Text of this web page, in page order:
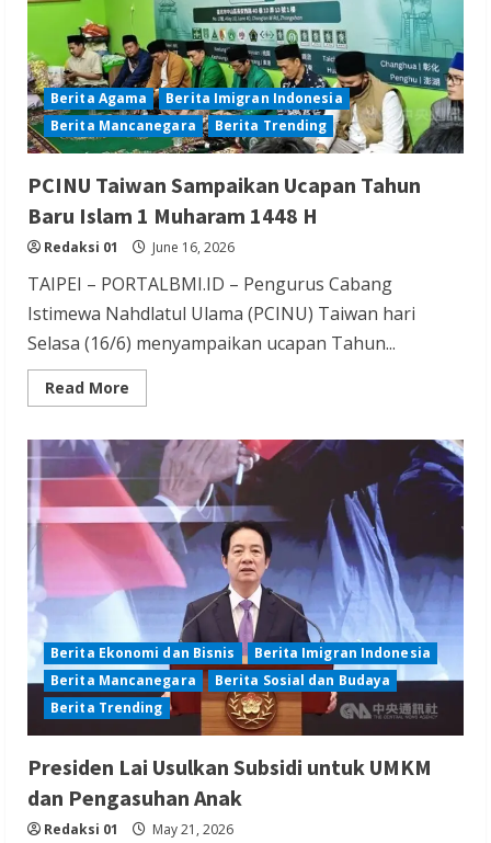
Berita Agama
Berita Imigran Indonesia
Berita Mancanegara
Berita Trending
PCINU Taiwan Sampaikan Ucapan Tahun
Baru Islam 1 Muharam 1448 H
Redaksi 01 June 16, 2026
TAIPEI – PORTALBMI.ID – Pengurus Cabang
Istimewa Nahdlatul Ulama (PCINU) Taiwan hari
Selasa (16/6) menyampaikan ucapan Tahun...
Read More
more
Taiwan
Sampaikan
Ucapan
Tahun
Baru
Islam
Muharam
H
Berita Ekonomi dan Bisnis
Berita Imigran Indonesia
Berita Mancanegara
Berita Sosial dan Budaya
Berita Trending
Presiden Lai Usulkan Subsidi untuk UMKM
dan Pengasuhan Anak
Redaksi 01 May 21, 2026